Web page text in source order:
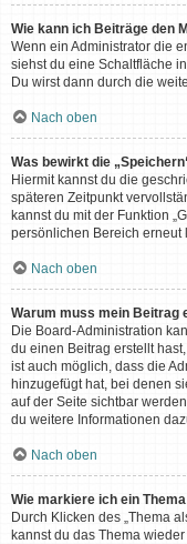
Wie kann ich Beiträge den
Wenn ein Administrator die
siehst du eine Schaltfläche
Du wirst dann durch die
Nach oben
Was bewirkt die
Hiermit kannst du die
späteren Zeitpunkt
kannst du mit der Funktion
persönlichen Bereich erneut
Nach oben
Warum muss mein Beitrag
Die Board-Administration
du einen Beitrag erstellt
ist auch möglich, dass die
hinzugefügt hat, bei denen
auf der Seite sichtbar
du weitere Informationen
Nach oben
Wie markiere ich ein
Durch Klicken des „Thema
kannst du das Thema